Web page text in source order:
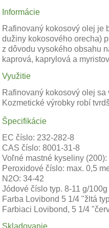
Informácie
Rafinovaný kokosový olej je
dužiny kokosového orecha)
z dôvodu vysokého obsahu
kaprová, kaprylová a
Využitie
Rafinovaný kokosový olej sa
Kozmetické výrobky robí
Špecifikácie
EC číslo: 232-282-8
CAS číslo: 8001-31-8
Voľné mastné kyseliny (200):
Peroxidové číslo: max. 0,5
N2O: 34-42
Jódové číslo typ. 8-11 g/100g
Farba Lovibond 5 1/4 "žltá
Farbiaci Lovibond, 5 1/4
Skladovanie